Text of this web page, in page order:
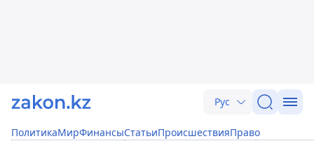
Рус
ПолитикаМирФинансыСтатьиПроисшествияПраво